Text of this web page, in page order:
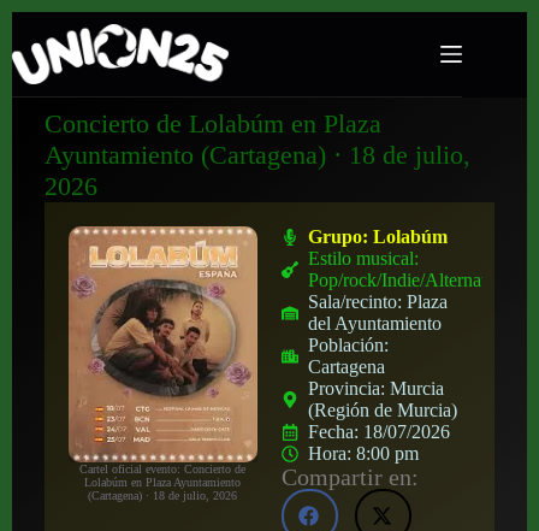
Concierto de Lolabúm en Plaza
Ayuntamiento (Cartagena) · 18 de julio,
2026
Cartel oficial evento: Concierto de
Lolabúm en Plaza Ayuntamiento
(Cartagena) · 18 de julio, 2026
Grupo:Lolabúm
Estilo musical:
Pop/rock/Indie/Alternativo
Sala/recinto:Plaza
del Ayuntamiento
Población:
Cartagena
Provincia:Murcia
(Región de Murcia)
Fecha: 18/07/2026
Hora:8:00 pm
Compartir en: